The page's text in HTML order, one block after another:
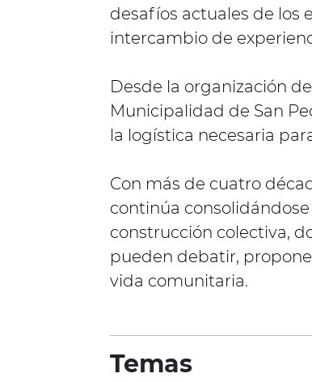
desafíos actuales de los
intercambio de
Desde la organización
Municipalidad de San
la logística necesaria
Con más de cuatro
continúa
construcción colectiva,
pueden debatir,
vida comunitaria.
Temas